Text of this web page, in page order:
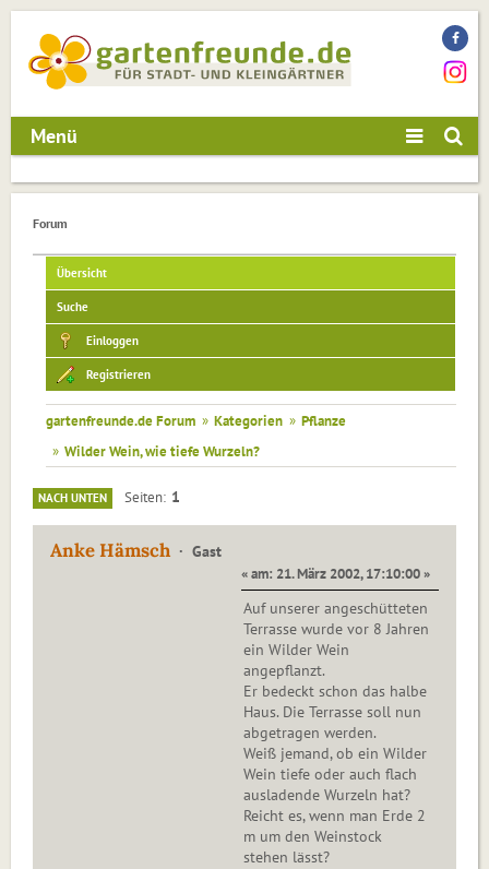
Menü
Forum
Übersicht
Suche
Einloggen
Registrieren
gartenfreunde.de Forum » Kategorien » Pflanze
» Wilder Wein, wie tiefe Wurzeln?
NACH UNTEN Seiten 1
Anke Hämsch Gast
« am: 21. März 2002, 17:10:00 »
Auf unserer angeschütteten
Terrasse wurde vor 8 Jahren
ein Wilder Wein
angepflanzt.
Er bedeckt schon das halbe
Haus. Die Terrasse soll nun
abgetragen werden.
Weiß jemand, ob ein Wilder
Wein tiefe oder auch flach
ausladende Wurzeln hat?
Reicht es, wenn man Erde 2
m um den Weinstock
stehen lässt?